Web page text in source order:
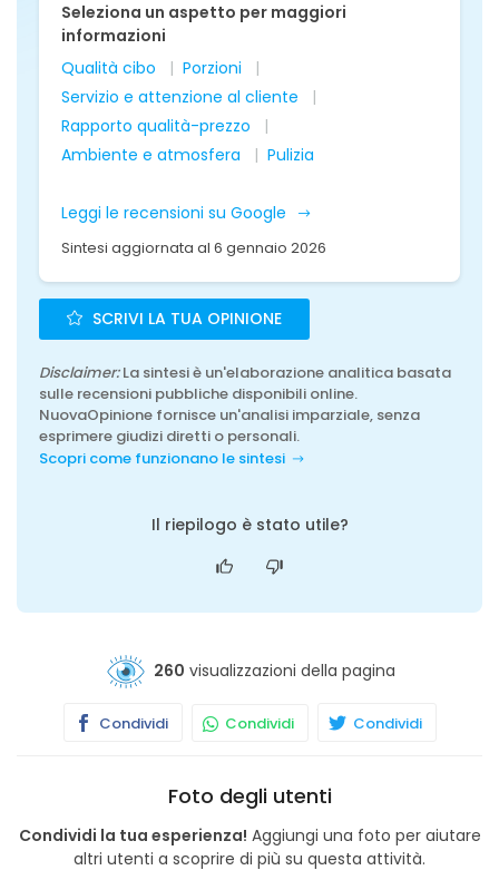
Seleziona un aspetto per maggiori
informazioni
Qualità cibo
Porzioni
Servizio e attenzione al cliente
Rapporto qualità-prezzo
Ambiente e atmosfera
Pulizia
Leggi le recensioni su Google
Sintesi aggiornata al 6 gennaio 2026
SCRIVI LA TUA OPINIONE
Disclaimer:La sintesi è un'elaborazione analitica basata
sulle recensioni pubbliche disponibili online.
NuovaOpinione fornisce un'analisi imparziale, senza
esprimere giudizi diretti o personali.
Scopri come funzionano le sintesi
Il riepilogo è stato utile?
260 visualizzazioni della pagina
Condividi Condividi Condividi
Foto degli utenti
Condividi la tua esperienza! Aggiungi una foto per aiutare
altri utenti a scoprire di più su questa attività.